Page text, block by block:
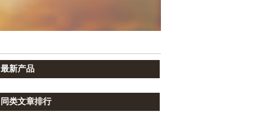
最新产品
同类文章排行